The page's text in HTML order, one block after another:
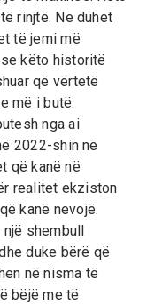
rinjtë. Ne duhet
të jemi më
këto historitë
që vërtetë
më i butë.
nga ai
2022-shin në
që kanë në
realitet ekziston
kanë nevojë.
shembull
duke bërë që
në nisma të
bëjë me të